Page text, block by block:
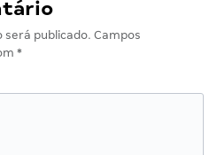
será publicado. Campos
*